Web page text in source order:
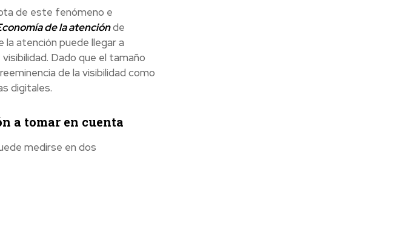
de este fenómeno e
de la atenciónde
atención puede llegar a
Dado que el tamaño
de la visibilidad como
digitales.
a tomar en cuenta
medirse en dos